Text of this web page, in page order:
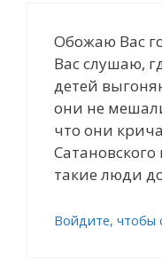
Обожаю Вас
Вас слушаю,
детей
они не
что они
такие люди
Войдите, чтобы